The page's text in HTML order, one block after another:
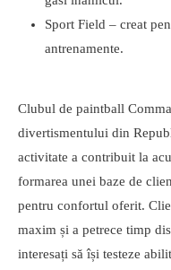
Sport Field – creat
antrenamente.
Clubul de paintball
divertismentului din
activitate a contribuit la
formarea unei baze de
pentru confortul oferit.
maxim și a petrece timp
interesați să își testeze